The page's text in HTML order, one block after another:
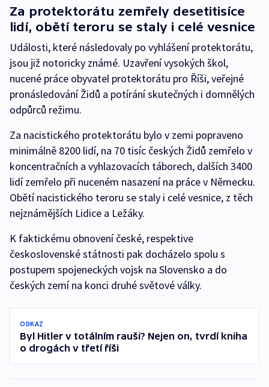
Za protektorátu zemřely desetitisíce
lidí, obětí teroru se staly i celé vesnice
Události, které následovaly po vyhlášení protektorátu,
jsou již notoricky známé. Uzavření vysokých škol,
nucené práce obyvatel protektorátu pro Říši, veřejné
pronásledování Židů a potírání skutečných i domnělých
odpůrců režimu.
Za nacistického protektorátu bylo v zemi popraveno
minimálně 8200 lidí, na 70 tisíc českých Židů zemřelo v
koncentračních a vyhlazovacích táborech, dalších 3400
lidí zemřelo při nuceném nasazení na práce v Německu.
Obětí nacistického teroru se staly i celé vesnice, z těch
nejznámějších Lidice a Ležáky.
K faktickému obnovení české, respektive
československé státnosti pak docházelo spolu s
postupem spojeneckých vojsk na Slovensko a do
českých zemí na konci druhé světové války.
ODKAZ
Byl Hitler v totálním rauši? Nejen on, tvrdí kniha
o drogách v třetí říši